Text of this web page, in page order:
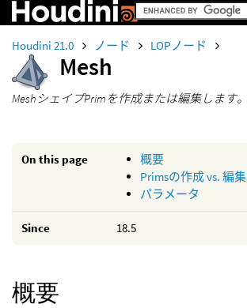
Houdini 21.0 ノード LOPノード
Mesh
MeshシェイプPrimを作成または編集します。
On this page
概要
Primsの作成 vs. 編集
パラメータ
Since 18.5
概要